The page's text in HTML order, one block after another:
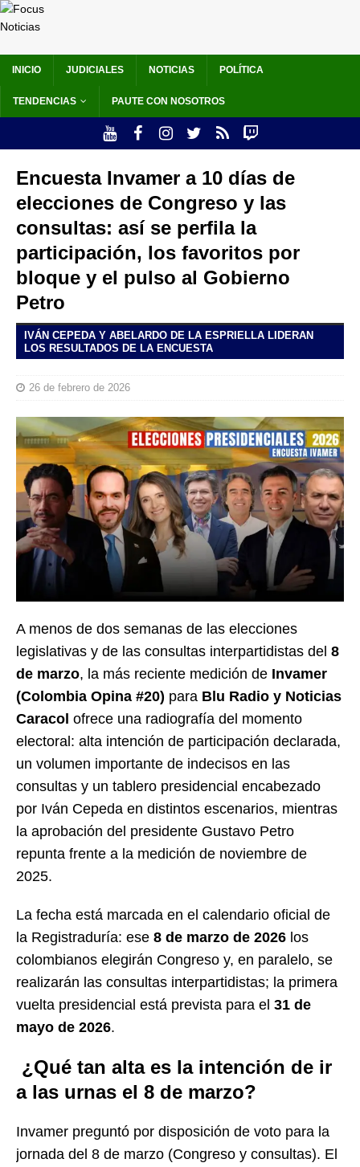
INICIO JUDICIALES NOTICIAS POLÍTICA
TENDENCIAS PAUTE CON NOSOTROS
Encuesta Invamer a 10 días de
elecciones de Congreso y las
consultas: así se perfila la
participación, los favoritos por
bloque y el pulso al Gobierno
Petro
IVÁN CEPEDA Y ABELARDO DE LA ESPRIELLA LIDERAN
LOS RESULTADOS DE LA ENCUESTA
26 de febrero de 2026
A menos de dos semanas de las elecciones
legislativas y de las consultas interpartidistas del 8
de marzo, la más reciente medición de Invamer
(Colombia Opina #20) para Blu Radio y Noticias
Caracol ofrece una radiografía del momento
electoral: alta intención de participación declarada,
un volumen importante de indecisos en las
consultas y un tablero presidencial encabezado
por Iván Cepeda en distintos escenarios, mientras
la aprobación del presidente Gustavo Petro
repunta frente a la medición de noviembre de
2025.
La fecha está marcada en el calendario oficial de
la Registraduría: ese 8 de marzo de 2026 los
colombianos elegirán Congreso y, en paralelo, se
realizarán las consultas interpartidistas; la primera
vuelta presidencial está prevista para el 31 de
mayo de 2026.
¿Qué tan alta es la intención de ir
a las urnas el 8 de marzo?
Invamer preguntó por disposición de voto para la
jornada del 8 de marzo (Congreso y consultas). El